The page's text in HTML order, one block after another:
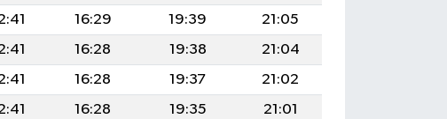
16:29 19:39
21:05
16:28 19:38
21:04
16:28 19:37
21:02
16:28 19:35
21:01